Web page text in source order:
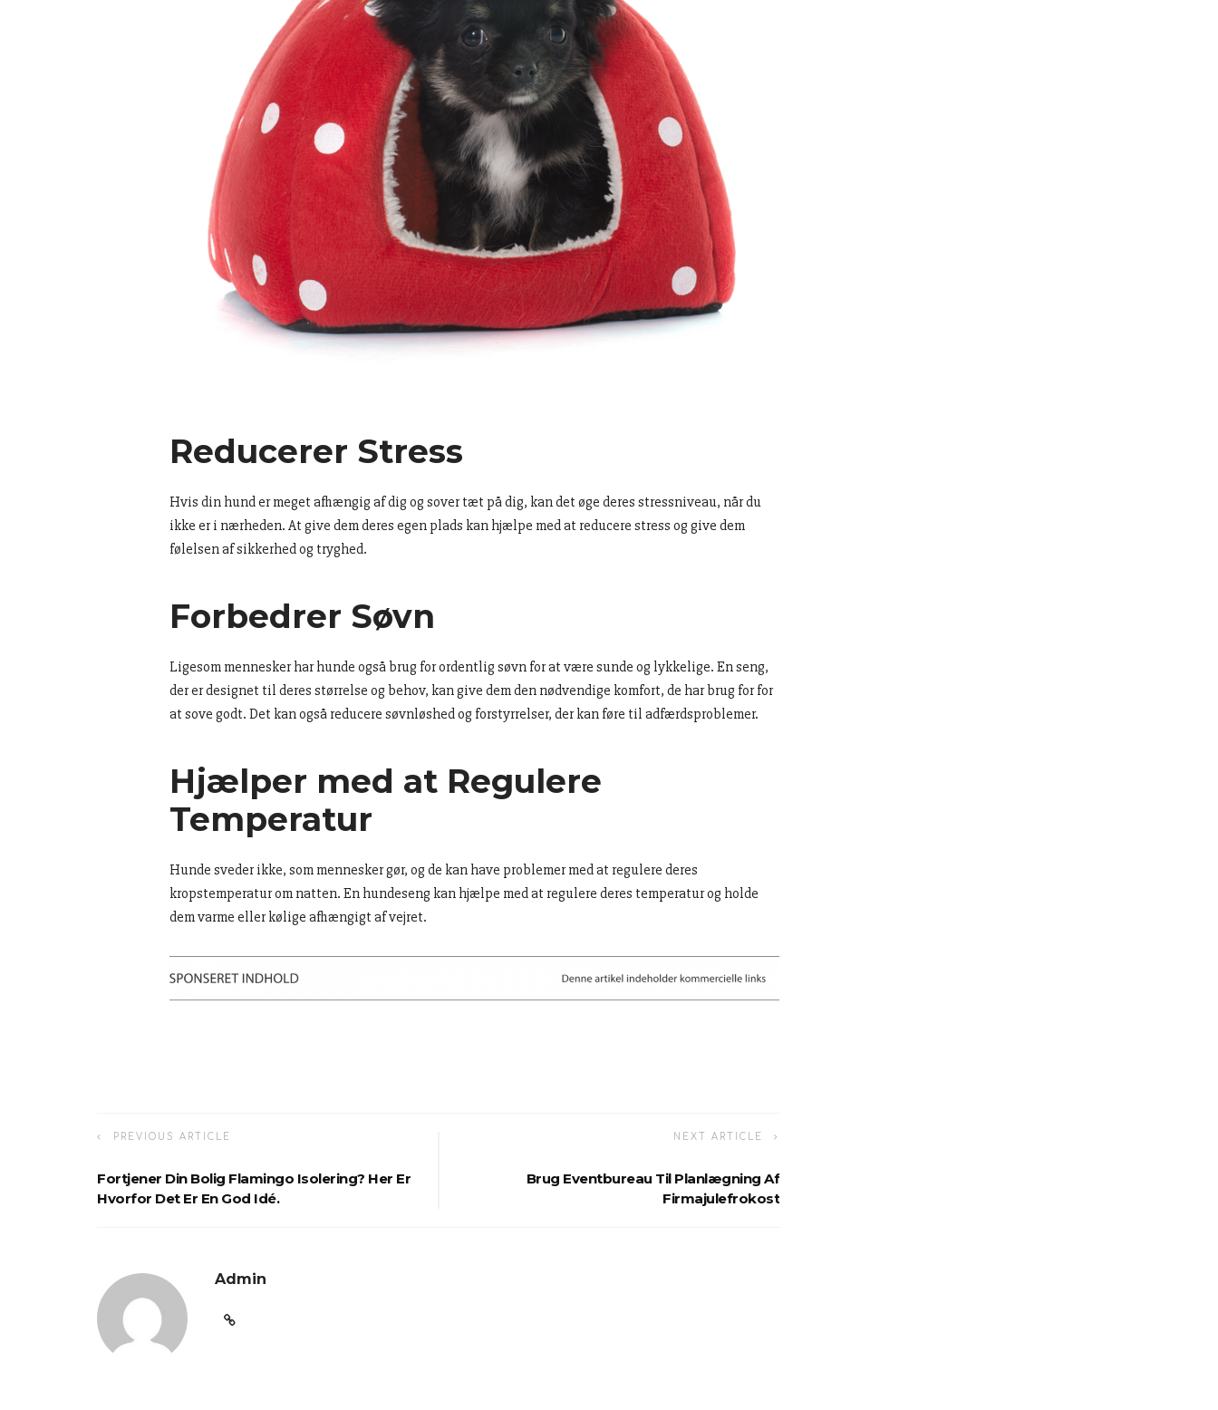
Reducerer Stress
Hvis din hund er meget afhængig af dig og sover tæt på dig, kan det øge deres stressniveau, når du
ikke er i nærheden. At give dem deres egen plads kan hjælpe med at reducere stress og give dem
følelsen af ​​sikkerhed og tryghed.
Forbedrer Søvn
Ligesom mennesker har hunde også brug for ordentlig søvn for at være sunde og lykkelige. En seng,
der er designet til deres størrelse og behov, kan give dem den nødvendige komfort, de har brug for for
at sove godt. Det kan også reducere søvnløshed og forstyrrelser, der kan føre til adfærdsproblemer.
Hjælper med at Regulere
Temperatur
Hunde sveder ikke, som mennesker gør, og de kan have problemer med at regulere deres
kropstemperatur om natten. En hundeseng kan hjælpe med at regulere deres temperatur og holde
dem varme eller kølige afhængigt af vejret.
PREVIOUS ARTICLE
Fortjener Din Bolig Flamingo Isolering? Her Er
Hvorfor Det Er En God Idé.
NEXT ARTICLE
Brug Eventbureau Til Planlægning Af
Firmajulefrokost
Admin